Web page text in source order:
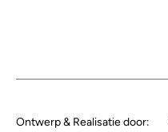
Ontwerp & Realisatie door: